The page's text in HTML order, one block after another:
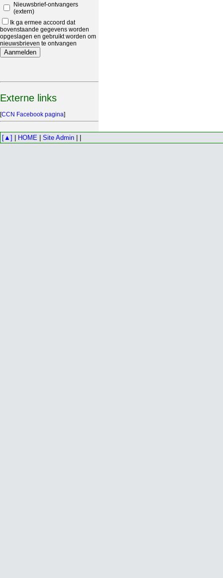
Nieuwsbrief-ontvangers
(extern)
Ik ga ermee accoord dat
bovenstaande gegevens worden
opgeslagen en gebruikt worden om
nieuwsbrieven te ontvangen
Externe links
[CCN Facebook pagina]
[▲] HOME Site Admin